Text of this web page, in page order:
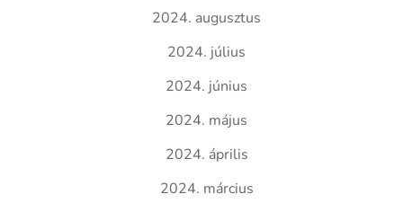
2024. augusztus
2024. július
2024. június
2024. május
2024. április
2024. március